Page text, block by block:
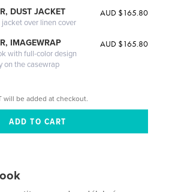
DUST JACKET
over linen cover
AUD $165.80
IMAGEWRAP
with full-color design
on the casewrap
AUD $165.80
will be added at checkout.